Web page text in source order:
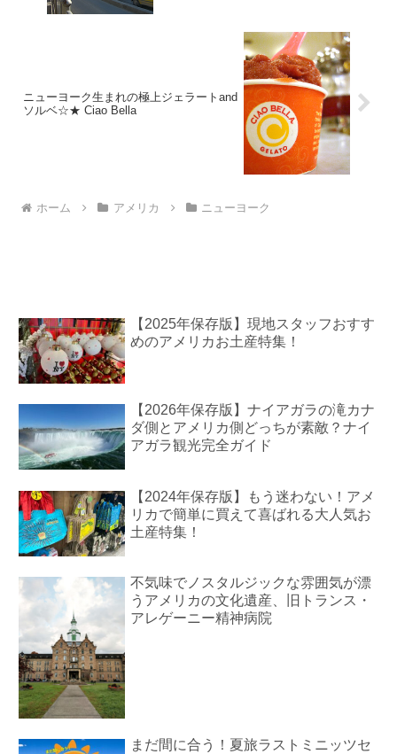
ニューヨーク生まれの極上ジェラートand
ソルベ☆★ Ciao Bella
ホーム アメリカ ニューヨーク
【2025年保存版】現地スタッフおすす
めのアメリカお土産特集！
【2026年保存版】ナイアガラの滝カナ
ダ側とアメリカ側どっちが素敵？ナイ
アガラ観光完全ガイド
【2024年保存版】もう迷わない！アメ
リカで簡単に買えて喜ばれる大人気お
土産特集！
不気味でノスタルジックな雰囲気が漂
うアメリカの文化遺産、旧トランス・
アレゲーニー精神病院
まだ間に合う！夏旅ラストミニッツセ